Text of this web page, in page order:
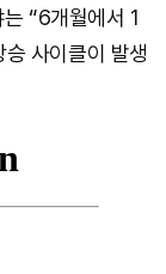
“6개월에서 1
사이클이 발생